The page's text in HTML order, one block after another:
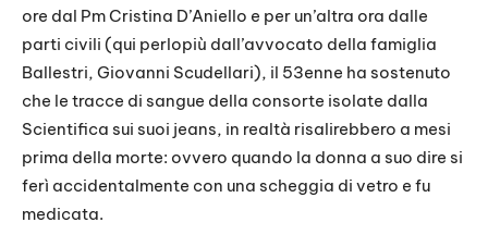
ore dal Pm Cristina D’Aniello e per un’altra ora dalle
parti civili (qui perlopiù dall’avvocato della famiglia
Ballestri, Giovanni Scudellari), il 53enne ha sostenuto
che le tracce di sangue della consorte isolate dalla
Scientifica sui suoi jeans, in realtà risalirebbero a mesi
prima della morte: ovvero quando la donna a suo dire si
ferì accidentalmente con una scheggia di vetro e fu
medicata.